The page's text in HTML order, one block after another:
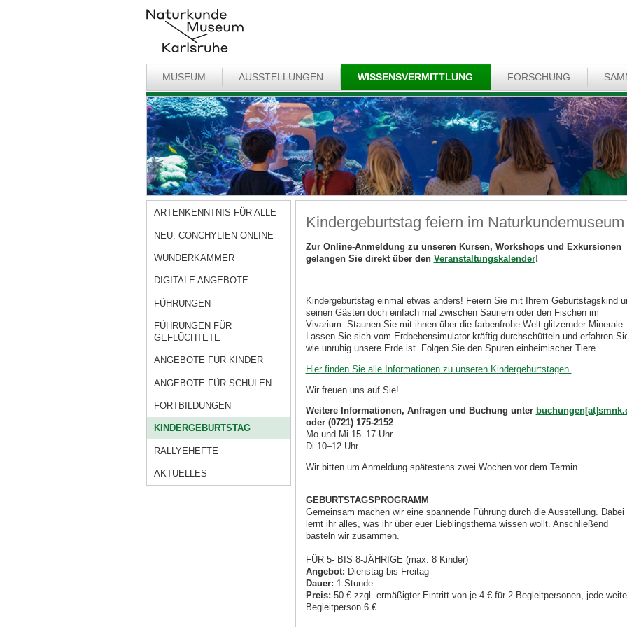
MUSEUM AUSSTELLUNGEN WISSENSVERMITTLUNG FORSCHUNG
ARTENKENNTNIS FÜR ALLE
NEU: CONCHYLIEN ONLINE
WUNDERKAMMER
DIGITALE ANGEBOTE
FÜHRUNGEN
FÜHRUNGEN FÜR
GEFLÜCHTETE
ANGEBOTE FÜR KINDER
ANGEBOTE FÜR SCHULEN
FORTBILDUNGEN
KINDERGEBURTSTAG
RALLYEHEFTE
AKTUELLES
Kindergeburtstag feiern im Naturkundemuseum
Zur Online-Anmeldung zu unseren Kursen, Workshops und Exkursionen
gelangen Sie direkt über den Veranstaltungskalender!
Kindergeburtstag einmal etwas anders! Feiern Sie mit Ihrem Geburtstagskind
seinen Gästen doch einfach mal zwischen Sauriern oder den Fischen im
Vivarium. Staunen Sie mit ihnen über die farbenfrohe Welt glitzernder Minerale.
Lassen Sie sich vom Erdbebensimulator kräftig durchschütteln und erfahren
wie unruhig unsere Erde ist. Folgen Sie den Spuren einheimischer Tiere.
Hier finden Sie alle Informationen zu unseren Kindergeburtstagen.
Wir freuen uns auf Sie!
Weitere Informationen, Anfragen und Buchung unter
oder (0721) 175-2152
Mo und Mi 15–17 Uhr
Di 10–12 Uhr
Wir bitten um Anmeldung spätestens zwei Wochen vor dem Termin.
GEBURTSTAGSPROGRAMM
Gemeinsam machen wir eine spannende Führung durch die Ausstellung. Dabei
lernt ihr alles, was ihr über euer Lieblingsthema wissen wollt. Anschließend
basteln wir zusammen.
FÜR 5- BIS 8-JÄHRIGE (max. 8 Kinder)
Angebot: Dienstag bis Freitag
Dauer: 1 Stunde
Preis: 50 € zzgl. ermäßigter Eintritt von je 4 € für 2 Begleitpersonen, jede
Begleitperson 6 €